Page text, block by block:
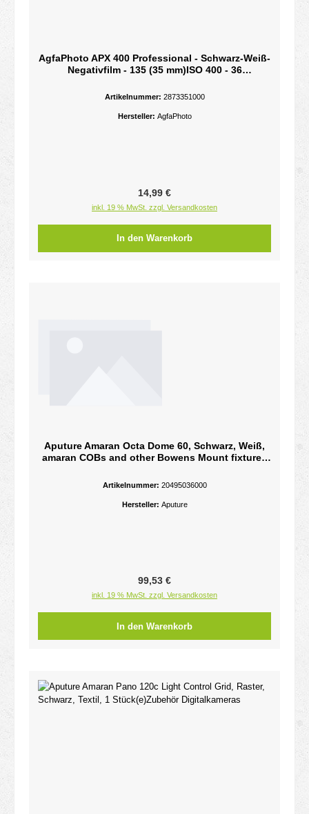
AgfaPhoto APX 400 Professional - Schwarz-Weiß-
Negativfilm - 135 (35 mm)ISO 400 - 36
Artikelnummer: 2873351000
Hersteller: AgfaPhoto
Regulärer Preis:
14,99 €
inkl. 19 % MwSt. zzgl. Versandkosten
In den Warenkorb
Aputure Amaran Octa Dome 60, Schwarz, Weiß,
amaran COBs and other Bowens Mount fixtures
Stück(e)Zubehör Digitalkameras
Artikelnummer: 20495036000
Hersteller: Aputure
Regulärer Preis:
99,53 €
inkl. 19 % MwSt. zzgl. Versandkosten
In den Warenkorb